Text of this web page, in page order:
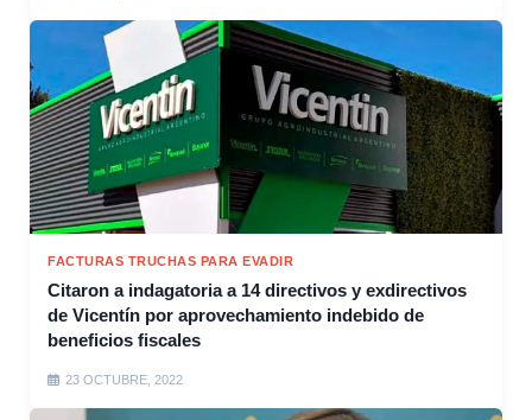
FACTURAS TRUCHAS PARA EVADIR
Citaron a indagatoria a 14 directivos y exdirectivos
de Vicentín por aprovechamiento indebido de
beneficios fiscales
23 OCTUBRE, 2022